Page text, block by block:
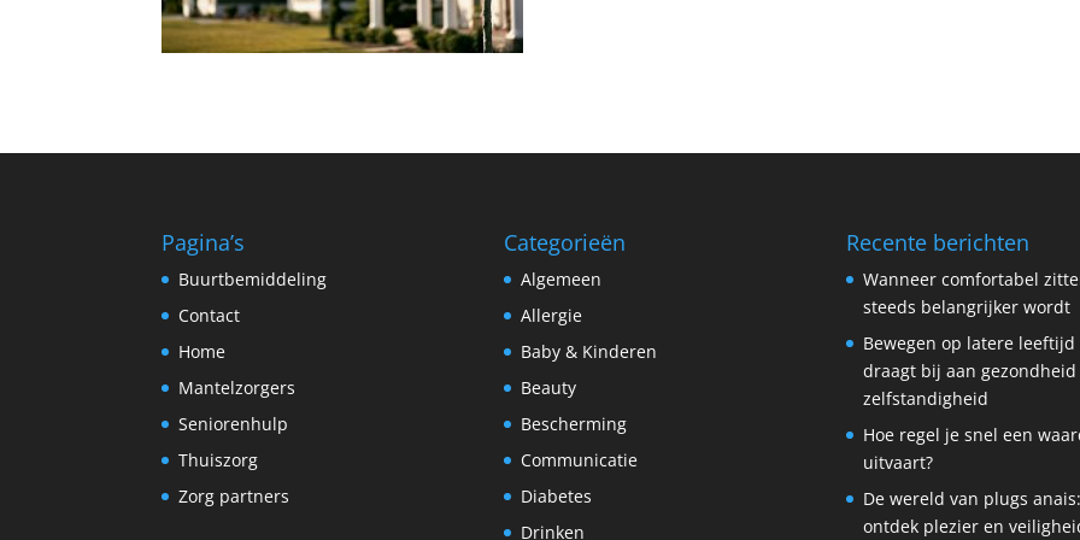
Pagina’s
Buurtbemiddeling
Contact
Home
Mantelzorgers
Seniorenhulp
Thuiszorg
Zorg partners
Categorieën
Algemeen
Allergie
Baby & Kinderen
Beauty
Bescherming
Communicatie
Diabetes
Drinken
Recente berichten
Wanneer comfortabel
steeds belangrijker wordt
Bewegen op latere leeftijd
draagt bij aan gezondheid
zelfstandigheid
Hoe regel je snel een
uitvaart?
De wereld van plugs anais:
ontdek plezier en